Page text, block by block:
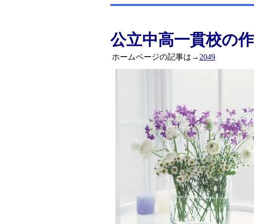
公立中高一貫校の
ホームページの記事は→ 2049